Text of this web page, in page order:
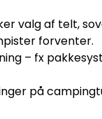
valg af telt,
forventer.
– fx
på